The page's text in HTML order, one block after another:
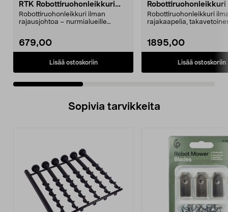
RTK Robottiruohonleikkuri
300 m2
Robottiruohonleikkuri ilman
rajausjohtoa – nurmialueille
679,00
Lisää ostoskoriin
Robottiruohonleikkuri
rajakaapelia, 2000
Robottiruohonleikkuri
rajakaapelia,
1895,00
Lisää ostoskoriin
Sopivia tarvikkeita